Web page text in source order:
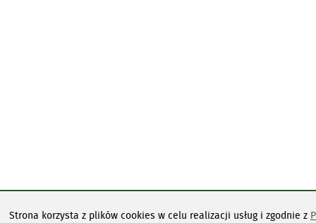
Strona korzysta z plików cookies w celu realizacji usług i zgodnie z